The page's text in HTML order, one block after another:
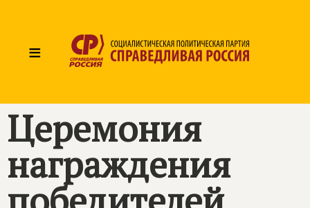
≡
Церемония
награждения